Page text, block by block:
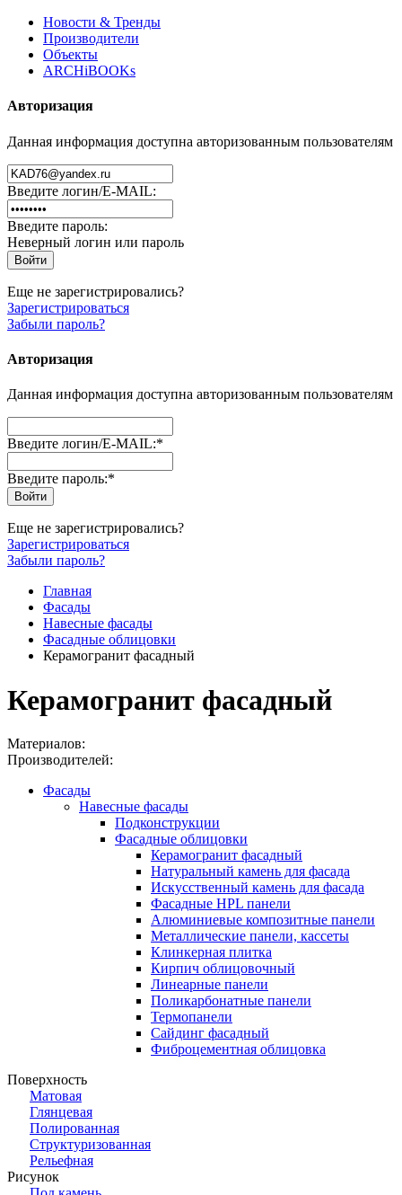
Новости & Тренды
Производители
Объекты
ARCHiBOOKs
Авторизация
Данная информация доступна авторизованным пользователям
Введите логин/E-MAIL:
Введите пароль:
Неверный логин или пароль
Еще не зарегистрировались?
Зарегистрироваться
Забыли пароль?
Авторизация
Данная информация доступна авторизованным пользователям
Введите логин/E-MAIL:*
Введите пароль:*
Еще не зарегистрировались?
Зарегистрироваться
Забыли пароль?
Главная
Фасады
Навесные фасады
Фасадные облицовки
Керамогранит фасадный
Керамогранит фасадный
Материалов:
Производителей:
Фасады
Навесные фасады
Подконструкции
Фасадные облицовки
Керамогранит фасадный
Натуральный камень для фасада
Искусственный камень для фасада
Фасадные HPL панели
Алюминиевые композитные панели
Металлические панели, кассеты
Клинкерная плитка
Кирпич облицовочный
Линеарные панели
Поликарбонатные панели
Термопанели
Сайдинг фасадный
Фиброцементная облицовка
Поверхность
Матовая
Глянцевая
Полированная
Структуризованная
Рельефная
Рисунок